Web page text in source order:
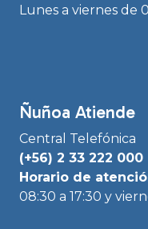
Lunes a viernes de
Ñuñoa Atiende
Central Telefónica
(+56) 2 33 222 000
Horario de
08:30 a 17:30 y